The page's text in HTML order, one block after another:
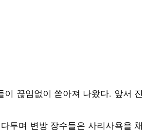
끊임없이 쏟아져 나왔다. 앞서 진
투며 변방 장수들은 사리사욕을 채